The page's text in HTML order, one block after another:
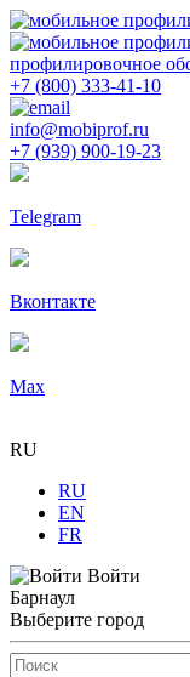
профилировочное
+7 (800) 333-41-10
info@mobiprof.ru
+7 (939) 900-19-23
Telegram
Вконтакте
Max
RU
RU
EN
FR
Войти
Барнаул
Выберите город